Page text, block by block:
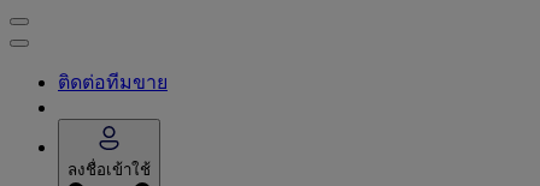
ติดต่อทีมขาย
ลงชื่อเข้าใช้